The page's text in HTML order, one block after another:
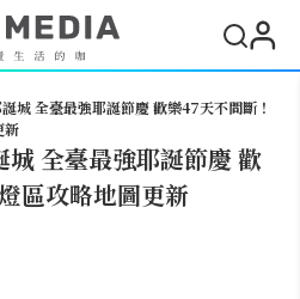
城 全臺最強耶誕節慶 歡樂47天不間斷！
新
全臺最強耶誕節慶 歡
區攻略地圖更新